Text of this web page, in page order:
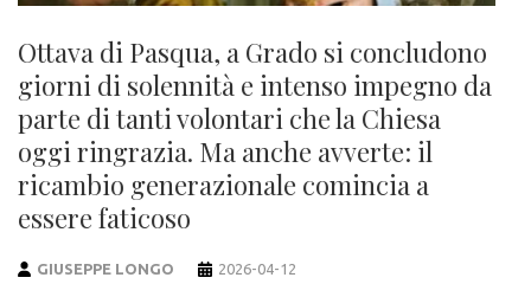
Ottava di Pasqua, a Grado si concludono
giorni di solennità e intenso impegno da
parte di tanti volontari che la Chiesa
oggi ringrazia. Ma anche avverte: il
ricambio generazionale comincia a
essere faticoso
GIUSEPPE LONGO 2026-04-12